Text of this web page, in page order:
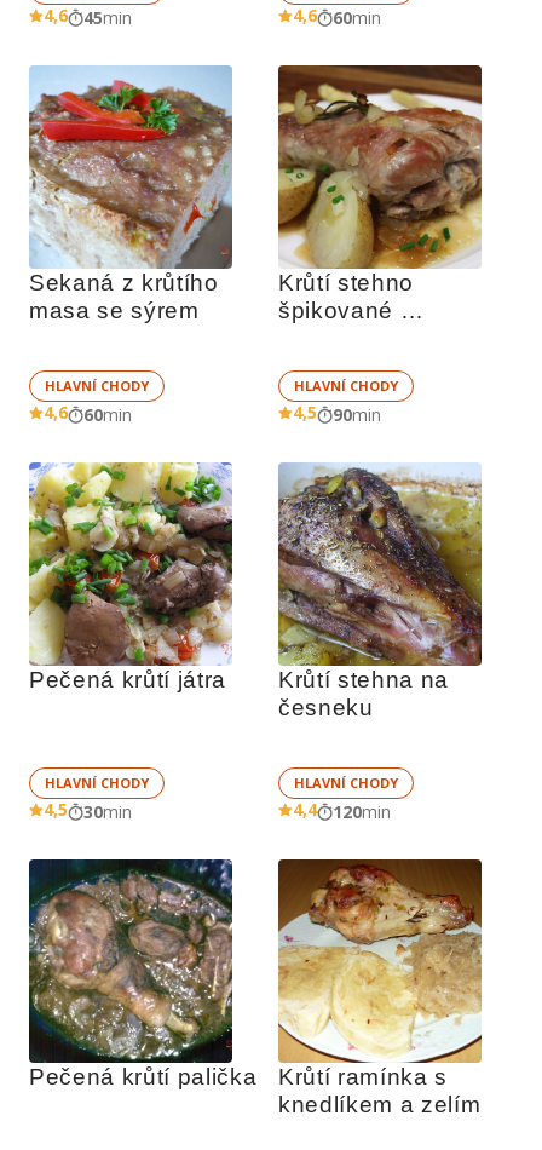
4,6 45min 4,6 60min
Sekaná z krůtího
masa se sýrem
HLAVNÍ CHODY
4,6 60min
Krůtí stehno
špikované
HLAVNÍ CHODY
4,5 90min
Pečená krůtí játra
HLAVNÍ CHODY
4,5 30min
Krůtí stehna na
česneku
HLAVNÍ CHODY
4,4 120min
Pečená krůtí palička
Krůtí ramínka s
knedlíkem a zelím